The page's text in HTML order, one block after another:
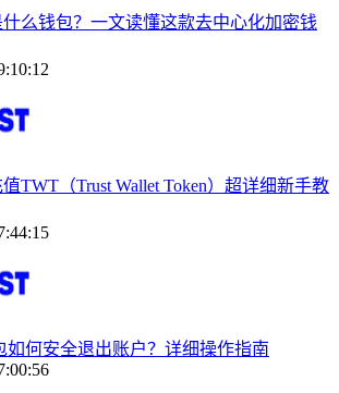
什么钱包？一文读懂这款去中心化加密钱
值TWT（Trust Wallet Token）超详细新手教
如何安全退出账户？详细操作指南